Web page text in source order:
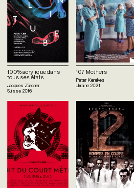
100% acrylique dans
tous ses états
Jacques Zürcher
Suisse 2016
107 Mothers
Peter Kerekes
Ukraine 2021